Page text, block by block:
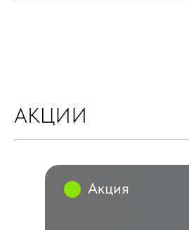
АКЦИИ
Акция
Акция
Акция